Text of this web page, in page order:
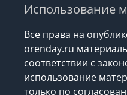
Использование
Все права на
orenday.ru
соответствии с
использование
только по